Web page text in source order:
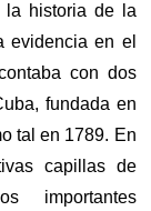
la historia de la
evidencia en el
con dos
fundada en
tal en 1789. En
capillas de
importantes